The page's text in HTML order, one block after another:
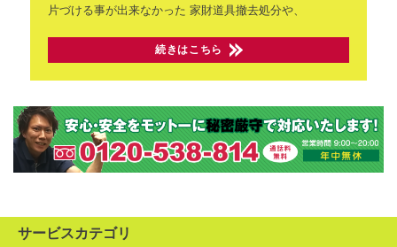
片づける事が出来なかった 家財道具撤去処分や、
続きはこちら
サービスカテゴリ